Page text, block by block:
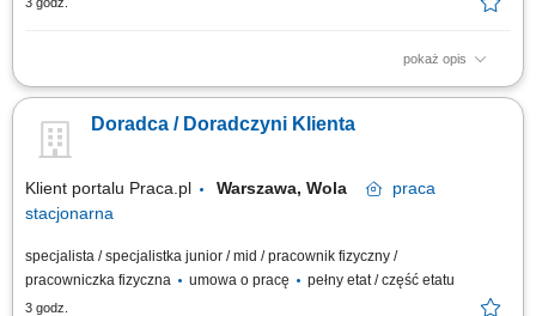
pokaż opis
Dbanie o prawidłowe wyeksponowanie asortymentu, estetykę strefy
oznaczeń cenowych, prowadzenie przecen oraz kontrola terminowości i
jakości produktów. Pomoc klientom w odnajdywaniu poszukiwanych
Doradca / Doradczyni Klienta
Klient portalu Praca.pl Warszawa, Wola
praca
stacjonarna
specjalista / specjalistka junior / mid / pracownik fizyczny /
pracowniczka fizyczna
umowa o pracę pełny etat / część etatu
3 godz.